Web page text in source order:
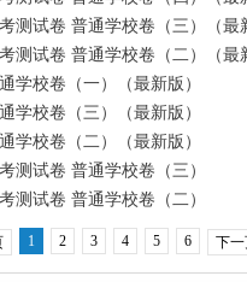
测试卷 普通学校卷（三）（最
测试卷 普通学校卷（二）（最
学校卷（一）（最新版）
学校卷（三）（最新版）
学校卷（二）（最新版）
测试卷 普通学校卷（三）
测试卷 普通学校卷（二）
1 2 3 4 5 6 下